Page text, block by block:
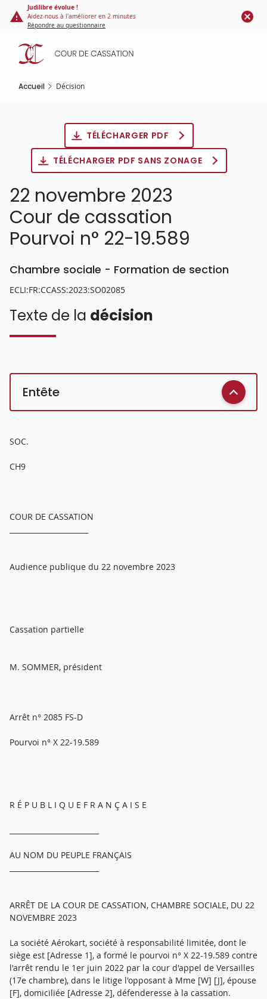
Panneau de gestion des cookies
contenu
principal
Judilibre évolue !
Aidez-nous à l'améliorer en 2 minutes
Répondre au questionnaire
Accueil Décision
TÉLÉCHARGER PDF
TÉLÉCHARGER PDF SANS ZONAGE
22 novembre 2023
Cour de cassation
Pourvoi n° 22-19.589
Chambre sociale - Formation de section
ECLI:FR:CCASS:2023:SO02085
Texte de la décision
Entête
SOC.
CH9
COUR DE CASSATION
Audience publique du 22 novembre 2023
Cassation partielle
M. SOMMER, président
Arrêt n° 2085 FS-D
Pourvoi n° X 22-19.589
R É P U B L I Q U E F R A N Ç A I S E
AU NOM DU PEUPLE FRANÇAIS
ARRÊT DE LA COUR DE CASSATION, CHAMBRE SOCIALE, DU 22
NOVEMBRE 2023
La société Aérokart, société à responsabilité limitée, dont le
siège est [Adresse 1], a formé le pourvoi n° X 22-19.589 contre
l'arrêt rendu le 1er juin 2022 par la cour d'appel de Versailles
(17e chambre), dans le litige l'opposant à Mme [W] [J], épouse
[F], domiciliée [Adresse 2], défenderesse à la cassation.